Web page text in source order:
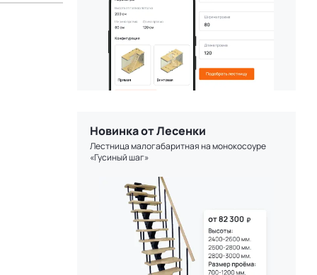
Новинка от Лесенки
Лестница малогабаритная на монокосоуре
«Гусиный шаг»